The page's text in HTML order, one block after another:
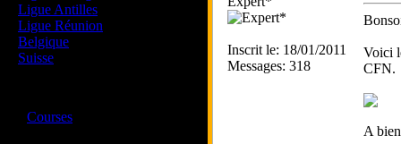
Ligue Antilles
Ligue Réunion
Belgique
Suisse
Courses
Inscrit le: 18/01/2011
Messages: 318
Voici
CFN.
A